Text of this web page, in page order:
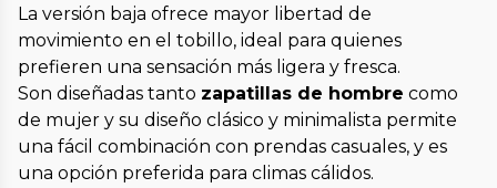
La versión baja ofrece mayor libertad de
movimiento en el tobillo, ideal para quienes
prefieren una sensación más ligera y fresca.
Son diseñadas tanto zapatillas de hombre como
de mujer y su diseño clásico y minimalista permite
una fácil combinación con prendas casuales, y es
una opción preferida para climas cálidos.